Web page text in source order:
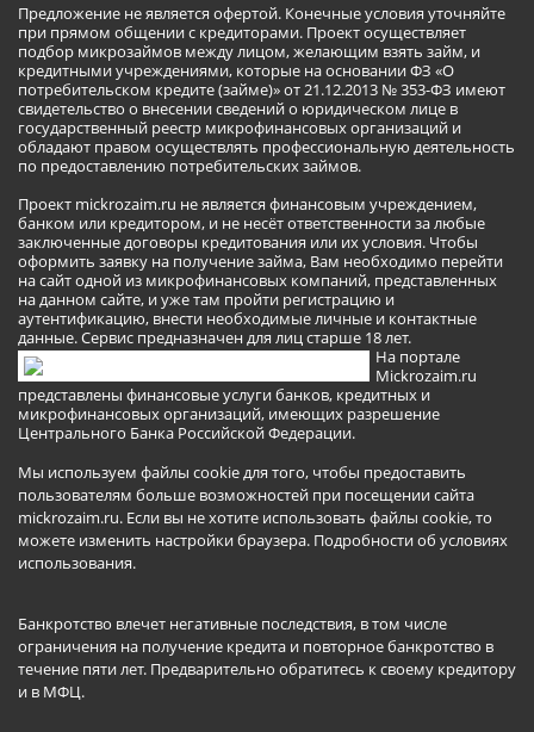
Предложение не является офертой. Конечные условия уточняйте
при прямом общении с кредиторами. Проект осуществляет
подбор микрозаймов между лицом, желающим взять займ, и
кредитными учреждениями, которые на основании ФЗ «О
потребительском кредите (займе)» от 21.12.2013 № 353-ФЗ имеют
свидетельство о внесении сведений о юридическом лице в
государственный реестр микрофинансовых организаций и
обладают правом осуществлять профессиональную деятельность
по предоставлению потребительских займов.
Проект mickrozaim.ru не является финансовым учреждением,
банком или кредитором, и не несёт ответственности за любые
заключенные договоры кредитования или их условия. Чтобы
оформить заявку на получение займа, Вам необходимо перейти
на сайт одной из микрофинансовых компаний, представленных
на данном сайте, и уже там пройти регистрацию и
аутентификацию, внести необходимые личные и контактные
данные. Сервис предназначен для лиц старше 18 лет.
На портале
Mickrozaim.ru
представлены финансовые услуги банков, кредитных и
микрофинансовых организаций, имеющих разрешение
Центрального Банка Российской Федерации.
Мы используем файлы cookie для того, чтобы предоставить
пользователям больше возможностей при посещении сайта
mickrozaim.ru. Если вы не хотите использовать файлы cookie, то
можете изменить настройки браузера. Подробности об условиях
использования.
Банкротство влечет негативные последствия, в том числе
ограничения на получение кредита и повторное банкротство в
течение пяти лет. Предварительно обратитесь к своему кредитору
и в МФЦ.